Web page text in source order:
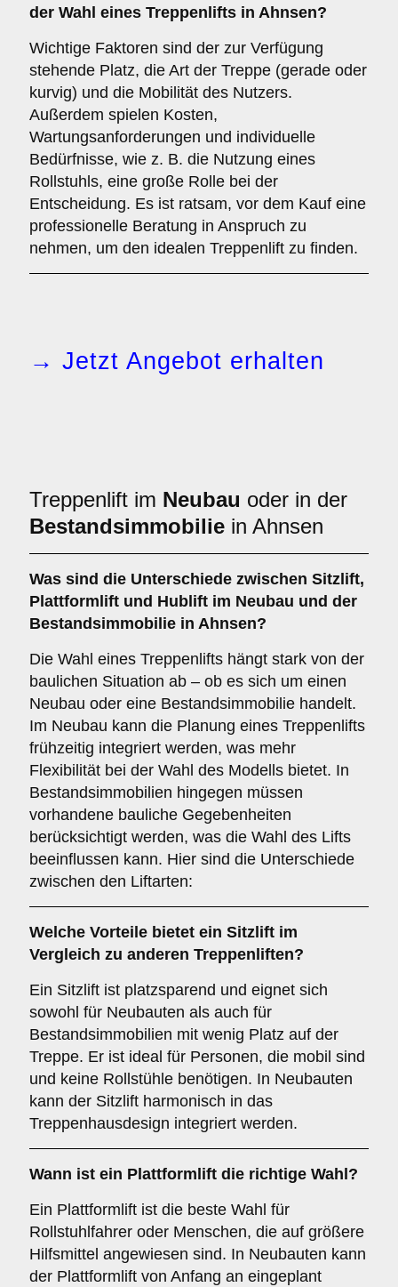
der Wahl eines Treppenlifts in Ahnsen?
Wichtige Faktoren sind der zur Verfügung
stehende Platz, die Art der Treppe (gerade oder
kurvig) und die Mobilität des Nutzers.
Außerdem spielen Kosten,
Wartungsanforderungen und individuelle
Bedürfnisse, wie z. B. die Nutzung eines
Rollstuhls, eine große Rolle bei der
Entscheidung. Es ist ratsam, vor dem Kauf eine
professionelle Beratung in Anspruch zu
nehmen, um den idealen Treppenlift zu finden.
→ Jetzt Angebot erhalten
Treppenlift im Neubau oder in der
Bestandsimmobilie in Ahnsen
Was sind die Unterschiede zwischen Sitzlift,
Plattformlift und Hublift im Neubau und der
Bestandsimmobilie in Ahnsen?
Die Wahl eines Treppenlifts hängt stark von der
baulichen Situation ab – ob es sich um einen
Neubau oder eine Bestandsimmobilie handelt.
Im Neubau kann die Planung eines Treppenlifts
frühzeitig integriert werden, was mehr
Flexibilität bei der Wahl des Modells bietet. In
Bestandsimmobilien hingegen müssen
vorhandene bauliche Gegebenheiten
berücksichtigt werden, was die Wahl des Lifts
beeinflussen kann. Hier sind die Unterschiede
zwischen den Liftarten:
Welche Vorteile bietet ein Sitzlift im
Vergleich zu anderen Treppenliften?
Ein Sitzlift ist platzsparend und eignet sich
sowohl für Neubauten als auch für
Bestandsimmobilien mit wenig Platz auf der
Treppe. Er ist ideal für Personen, die mobil sind
und keine Rollstühle benötigen. In Neubauten
kann der Sitzlift harmonisch in das
Treppenhausdesign integriert werden.
Wann ist ein Plattformlift die richtige Wahl?
Ein Plattformlift ist die beste Wahl für
Rollstuhlfahrer oder Menschen, die auf größere
Hilfsmittel angewiesen sind. In Neubauten kann
der Plattformlift von Anfang an eingeplant